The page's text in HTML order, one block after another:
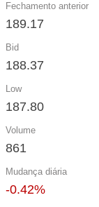
Fechamento anterior
189.17
Bid
188.37
Low
187.80
Volume
861
Mudança diária
-0.42%